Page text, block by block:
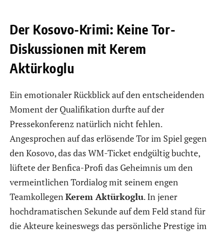
Der Kosovo-Krimi: Keine Tor-
Diskussionen mit Kerem
Aktürkoglu
Ein emotionaler Rückblick auf den entscheidenden
Moment der Qualifikation durfte auf der
Pressekonferenz natürlich nicht fehlen.
Angesprochen auf das erlösende Tor im Spiel gegen
den Kosovo, das das WM-Ticket endgültig buchte,
lüftete der Benfica-Profi das Geheimnis um den
vermeintlichen Tordialog mit seinem engen
TeamkollegenKerem Aktürkoglu. In jener
hochdramatischen Sekunde auf dem Feld stand für
die Akteure keineswegs das persönliche Prestige im